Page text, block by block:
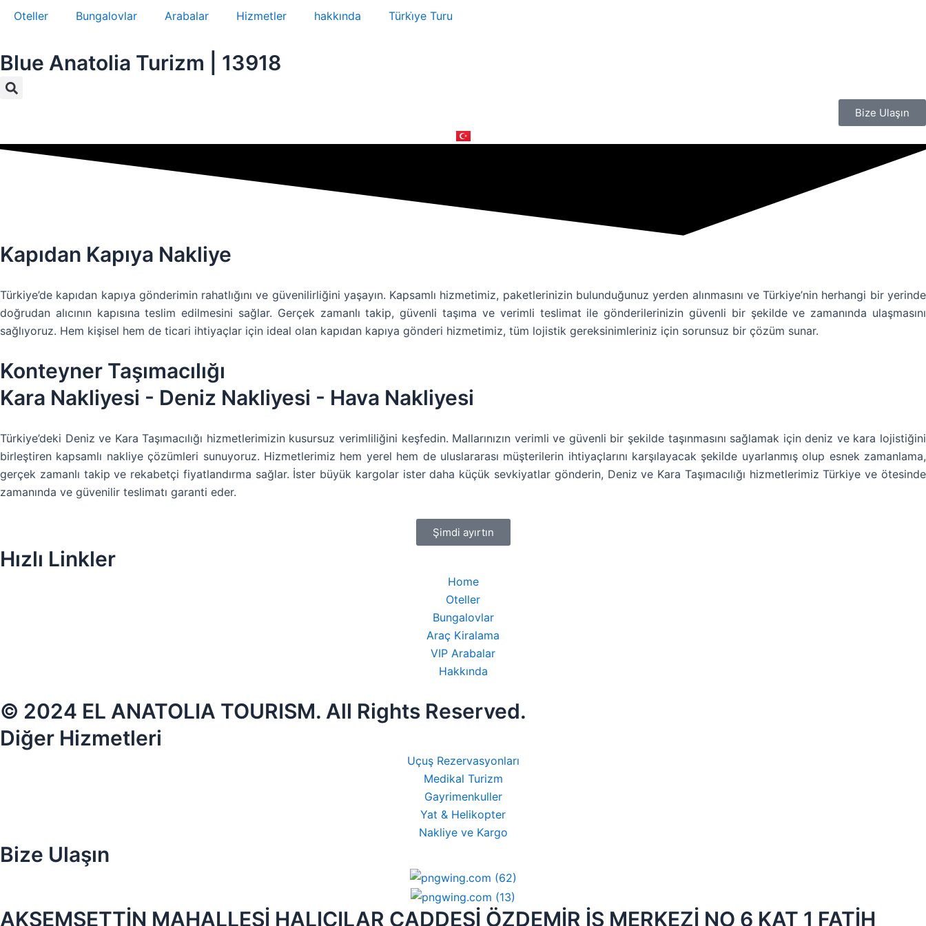
İçeriğe
Oteller Bungalovlar Arabalar Hizmetler hakkında Türki̇ye Turu
Blue Anatolia Turizm | 13918
Ara
Bize Ulaşın
Kapıdan Kapıya Nakliye
Türkiye’de kapıdan kapıya gönderimin rahatlığını ve güvenilirliğini yaşayın. Kapsamlı hizmetimiz, paketlerinizin bulunduğunuz yerden alınmasını ve Türkiye’nin herhangi bir yerinde
doğrudan alıcının kapısına teslim edilmesini sağlar. Gerçek zamanlı takip, güvenli taşıma ve verimli teslimat ile gönderilerinizin güvenli bir şekilde ve zamanında ulaşmasını
sağlıyoruz. Hem kişisel hem de ticari ihtiyaçlar için ideal olan kapıdan kapıya gönderi hizmetimiz, tüm lojistik gereksinimleriniz için sorunsuz bir çözüm sunar.
Konteyner Taşımacılığı
Kara Nakliyesi - Deniz Nakliyesi - Hava Nakliyesi
Türkiye’deki Deniz ve Kara Taşımacılığı hizmetlerimizin kusursuz verimliliğini keşfedin. Mallarınızın verimli ve güvenli bir şekilde taşınmasını sağlamak için deniz ve kara lojistiğini
birleştiren kapsamlı nakliye çözümleri sunuyoruz. Hizmetlerimiz hem yerel hem de uluslararası müşterilerin ihtiyaçlarını karşılayacak şekilde uyarlanmış olup esnek zamanlama,
gerçek zamanlı takip ve rekabetçi fiyatlandırma sağlar. İster büyük kargolar ister daha küçük sevkiyatlar gönderin, Deniz ve Kara Taşımacılığı hizmetlerimiz Türkiye ve ötesinde
zamanında ve güvenilir teslimatı garanti eder.
Şimdi ayırtın
Hızlı Linkler
Home
Oteller
Bungalovlar
Araç Kiralama
VIP Arabalar
Hakkında
© 2024 EL ANATOLIA TOURISM. All Rights Reserved.
Diğer Hizmetleri
Uçuş Rezervasyonları
Medikal Turizm
Gayrimenkuller
Yat & Helikopter
Nakliye ve Kargo
Bize Ulaşın
AKŞEMSETTİN MAHALLESİ HALICILAR CADDESİ ÖZDEMİR İŞ MERKEZİ NO 6 KAT 1 FATİH